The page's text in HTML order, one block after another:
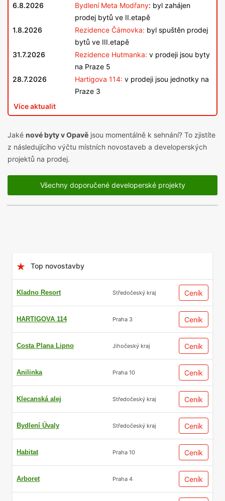
6.8.2026 Bydlení Meta Modřany: byl zahájen
prodej bytů ve II.etapě
1.8.2026
Rezidence Čámovka: byl spuštěn prodej
bytů ve III.etapě
31.7.2026
Rezidence Hutmanka: v prodeji jsou byty
na Praze 5
28.7.2026
Hartigova 114: v prodeji jsou jednotky na
Praze 3
Více aktualit
Jaké nové byty v Opavě jsou momentálně k sehnání? To zjistíte
z následujícího výčtu místních novostaveb a developerských
projektů na prodej.
Všechny doporučené developerské projekty
Top novostavby
Kladno Resort Středočeský kraj Ceník
HARTIGOVA 114 Praha 3 Ceník
Costa Plana Lipno Jihočeský kraj Ceník
Anilinka Praha 10 Ceník
Klecanská alej Středočeský kraj Ceník
Bydlení Úvaly Středočeský kraj Ceník
Habitat Praha 10 Ceník
Arboret Praha 4 Ceník